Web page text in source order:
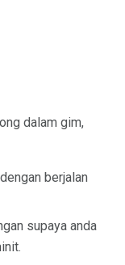
dalam gim,
berjalan
supaya anda